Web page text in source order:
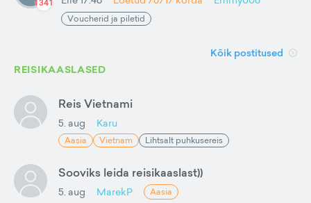
Voucherid ja piletid
Kõik postitused
REISIKAASLASED
Reis Vietnami
5. aug Karu
Aasia Vietnam Lihtsalt puhkusereis
Sooviks leida reisikaaslast))
5. aug MarekP Aasia